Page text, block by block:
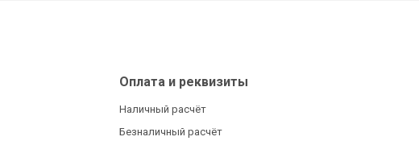
Оплата и реквизиты
Наличный расчёт
Безналичный расчёт